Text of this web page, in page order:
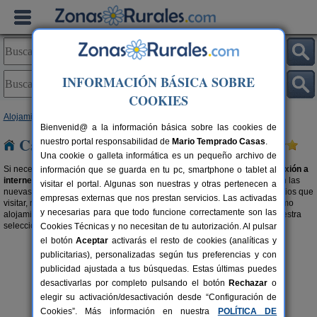
Alojamientos
Casas rurales con wifi en Toledo
Si necesitas estar constantemente en red, elige unacasa rural con conexión a
internet en Toledo . Porque el turismo rural no está, para nada, reñido con las
nuevas tecnologías. Aprovecha y encuentra las maravillas del entorno, sitios que
visitar, restaurantes,... sácale el máximo provecho a tu viaje desde el mismo
alojamiento con wifi. Porque servicios y precio son compatibles, visita nuestra
selección decasas rurales baratas en Toledo.
INFORMACIÓN BÁSICA SOBRE
COOKIES
Bienvenid@ a la información básica sobre las cookies de
nuestro portal responsabilidad de Mario Temprado Casas.
Una cookie o galleta informática es un pequeño archivo de
información que se guarda en tu pc, smartphone o tablet al
visitar el portal. Algunas son nuestras y otras pertenecen a
empresas externas que nos prestan servicios. Las activadas
y necesarias para que todo funcione correctamente son las
Cookies Técnicas y no necesitan de tu autorización. Al pulsar
el botónAceptar activarás el resto de cookies (analíticas y
publicitarias), personalizadas según tus preferencias y con
publicidad ajustada a tus búsquedas. Estas últimas puedes
desactivarlas por completo pulsando el botón Rechazar o
elegir su activación/desactivación desde “Configuración de
Cookies”. Más información en nuestra
POLÍTICA DE